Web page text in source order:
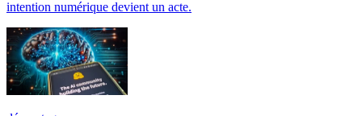
intention numérique devient un acte.